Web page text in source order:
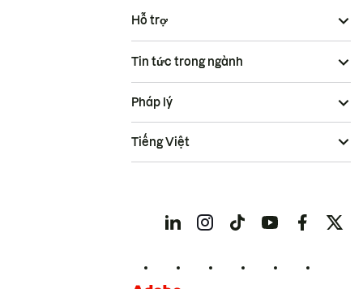
Hỗ trợ
Tin tức trong ngành
Pháp lý
Tiếng Việt